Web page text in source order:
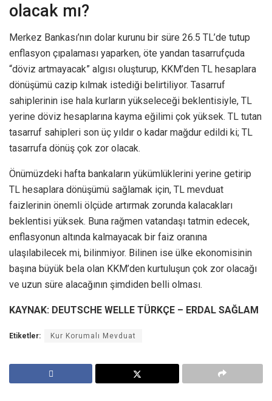
olacak mı?
Merkez Bankası’nın dolar kurunu bir süre 26.5 TL’de tutup
enflasyon çıpalaması yaparken, öte yandan tasarrufçuda
“döviz artmayacak” algısı oluşturup, KKM’den TL hesaplara
dönüşümü cazip kılmak istediği belirtiliyor. Tasarruf
sahiplerinin ise hala kurların yükseleceği beklentisiyle, TL
yerine döviz hesaplarına kayma eğilimi çok yüksek. TL tutan
tasarruf sahipleri son üç yıldır o kadar mağdur edildi ki; TL
tasarrufa dönüş çok zor olacak.
Önümüzdeki hafta bankaların yükümlüklerini yerine getirip
TL hesaplara dönüşümü sağlamak için, TL mevduat
faizlerinin önemli ölçüde artırmak zorunda kalacakları
beklentisi yüksek. Buna rağmen vatandaşı tatmin edecek,
enflasyonun altında kalmayacak bir faiz oranına
ulaşılabilecek mi, bilinmiyor. Bilinen ise ülke ekonomisinin
başına büyük bela olan KKM’den kurtuluşun çok zor olacağı
ve uzun süre alacağının şimdiden belli olması.
KAYNAK: DEUTSCHE WELLE TÜRKÇE – ERDAL SAĞLAM
Etiketler: Kur Korumalı Mevduat